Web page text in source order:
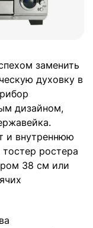
заменить
духовку в
дизайном,
и внутреннюю
ростера
38 см или